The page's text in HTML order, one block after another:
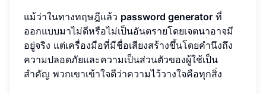
แม้ว่าในทางทฤษฎีแล้ว password generator ที่
ออกแบบมาไม่ดีหรือไม่เป็นอันตรายโดยเจตนาอาจมี
อยู่จริง แต่เครื่องมือที่มีชื่อเสียงสร้างขึ้นโดยคำนึงถึง
ความปลอดภัยและความเป็นส่วนตัวของผู้ใช้เป็น
สำคัญ พวกเขาเข้าใจดีว่าความไว้วางใจคือทุกสิ่ง